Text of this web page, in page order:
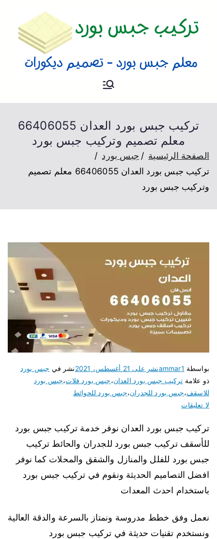
تركيب جبس
بورد
فني تركيب جبس بورد و تصميم
تركيب جبس بورد العدان 66406055
معلم تصميم وتركيب جبس بورد
الصفحة الرئيسية
جبس بورد
تركيب جبس بورد العدان 66406055 معلم تصميم
وتركيب جبس بورد
بواسطة ammar1نشر على 21 أغسطس، 2021 نشر في جبس بورد
ذو علامة تركيب جبس بورد العدان،جبس بورد فلات،جبس بورد
للاسقف،جبس بورد للجدران،جبس بورد للحوائط
لا تعليقات
تركيب جبس بورد العدان نوفر خدمة تركيب جبس بورد
للأسقف تركيب جبس بورد للجدران والحائط تركيب
جبس بورد للفلل والمنازل والشقق والمحلات كما نوفر
افضل التصاميم الحديثة ونقوم في تركيب جبس بورد
باستخدام احدث المعدات
نعمل وفق خطط مدروسة ونمتاز بالسرعة والدقة العالية
ونستخدم تقنيات حديثة في تركيب جبس بورد